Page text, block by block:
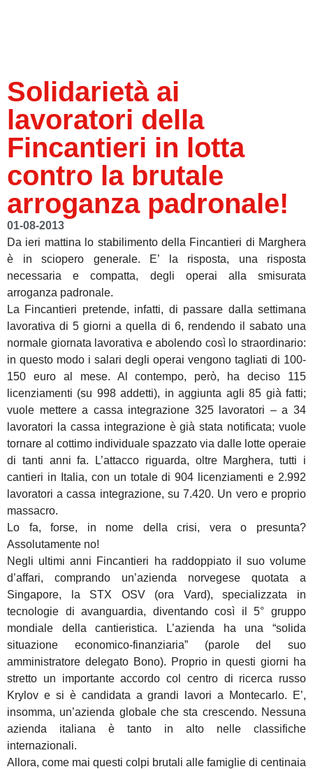
Solidarietà ai
lavoratori della
Fincantieri in lotta
contro la brutale
arroganza padronale!
01-08-2013
Da ieri mattina lo stabilimento della Fincantieri di Marghera
è in sciopero generale. E’ la risposta, una risposta
necessaria e compatta, degli operai alla smisurata
arroganza padronale.
La Fincantieri pretende, infatti, di passare dalla settimana
lavorativa di 5 giorni a quella di 6, rendendo il sabato una
normale giornata lavorativa e abolendo così lo straordinario:
in questo modo i salari degli operai vengono tagliati di 100-
150 euro al mese. Al contempo, però, ha deciso 115
licenziamenti (su 998 addetti), in aggiunta agli 85 già fatti;
vuole mettere a cassa integrazione 325 lavoratori – a 34
lavoratori la cassa integrazione è già stata notificata; vuole
tornare al cottimo individuale spazzato via dalle lotte operaie
di tanti anni fa. L’attacco riguarda, oltre Marghera, tutti i
cantieri in Italia, con un totale di 904 licenziamenti e 2.992
lavoratori a cassa integrazione, su 7.420. Un vero e proprio
massacro.
Lo fa, forse, in nome della crisi, vera o presunta?
Assolutamente no!
Negli ultimi anni Fincantieri ha raddoppiato il suo volume
d’affari, comprando un’azienda norvegese quotata a
Singapore, la STX OSV (ora Vard), specializzata in
tecnologie di avanguardia, diventando così il 5° gruppo
mondiale della cantieristica. L’azienda ha una “solida
situazione economico-finanziaria” (parole del suo
amministratore delegato Bono). Proprio in questi giorni ha
stretto un importante accordo col centro di ricerca russo
Krylov e si è candidata a grandi lavori a Montecarlo. E’,
insomma, un’azienda globale che sta crescendo. Nessuna
azienda italiana è tanto in alto nelle classifiche
internazionali.
Allora, come mai questi colpi brutali alle famiglie di centinaia